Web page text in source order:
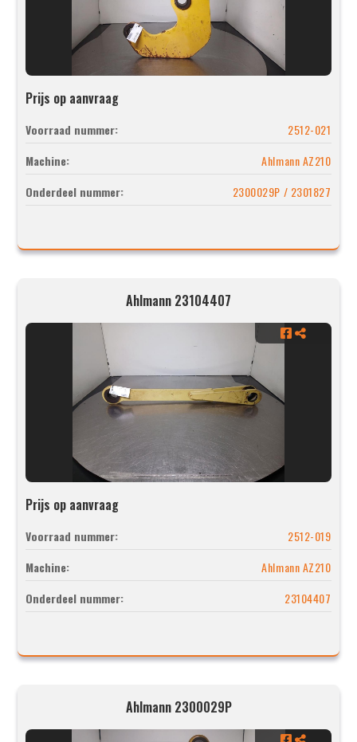
Prijs op aanvraag
Voorraad nummer:
2512-021
Machine:
Ahlmann AZ210
Onderdeel nummer:
2300029P / 2301827
Ahlmann 23104407
Prijs op aanvraag
Voorraad nummer:
2512-019
Machine:
Ahlmann AZ210
Onderdeel nummer:
23104407
Ahlmann 2300029P